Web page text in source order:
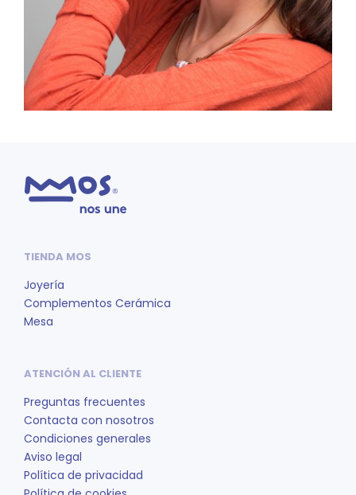
TIENDA MOS
Joyería
Complementos Cerámica
Mesa
ATENCIÓN AL CLIENTE
Preguntas frecuentes
Contacta con nosotros
Condiciones generales
Aviso legal
Política de privacidad